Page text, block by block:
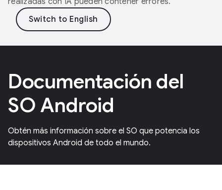
Documentación del
SO Android
Obtén más información sobre el SO que potencia los
dispositivos Android de todo el mundo.